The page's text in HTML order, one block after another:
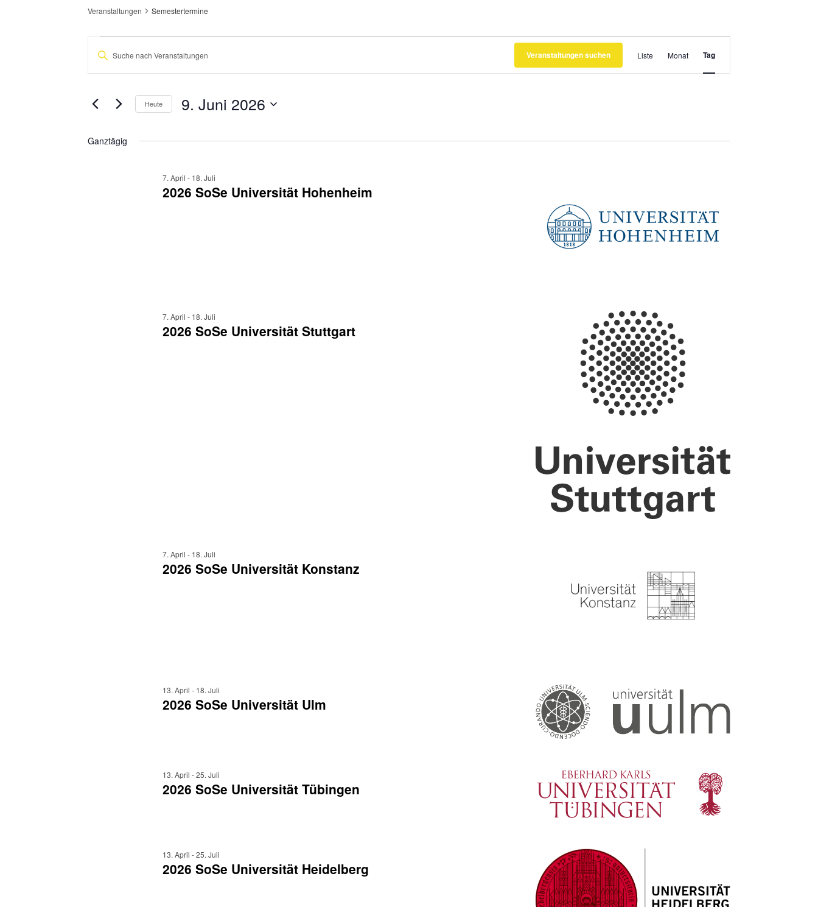
Veranstaltungen Semestertermine
Veranstaltungen
für
Juni
Veranstaltungen
Suche
Ansichten,
Bitte
Schlüsselwort
eingeben.
nach
Veranstaltungen
Veranstaltungen suchen Veranstaltung
Ansichten-
Navigation
Liste Monat Tag
Heute 9. Juni 2026
Ganztägig
2026 SoSe Universität Hohenheim
7. April - 18. Juli
2026 SoSe Universität Stuttgart
7. April - 18. Juli
2026 SoSe Universität Konstanz
7. April - 18. Juli
2026 SoSe Universität Ulm
13. April - 18. Juli
2026 SoSe Universität Tübingen
13. April -25. Juli
2026 SoSe Universität Heidelberg
13. April -25. Juli